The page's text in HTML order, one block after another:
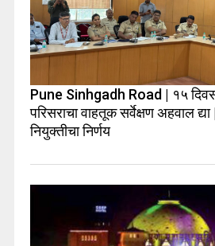
Pune Sinhgadh Road | १५
परिसराचा वाहतूक सर्वेक्षण अहवाल
नियुक्तीचा निर्णय